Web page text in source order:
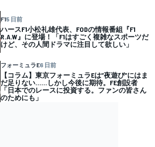
F15 日前
ハースF1小松礼雄代表、FODの情報番組『F1
R.A.W』に登場！「F1はすごく複雑なスポーツだ
けど、その人間ドラマに注目して欲しい」
フォーミュラE6 日前
【コラム】東京フォーミュラEは”夜遊び”にはま
だ足りない……しかし今後に期待。FE創設者
「日本でのレースに投資する。ファンの皆さん
のためにも」